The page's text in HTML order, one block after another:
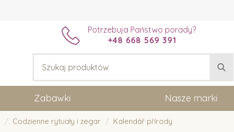
Potrzebuja Państwo porady?
+48 668 569 391
Zabawki Nasze marki
Codzienne rytuały i zegar Kalendář přírody